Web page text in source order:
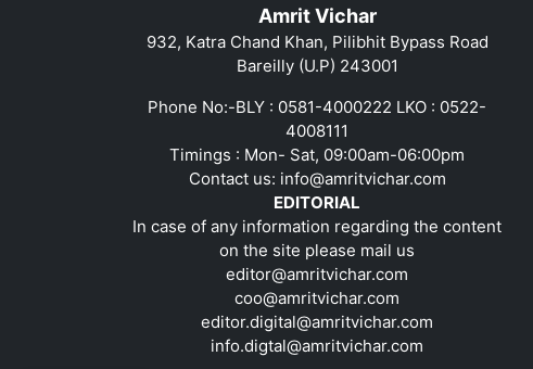
Amrit Vichar
932, Katra Chand Khan, Pilibhit Bypass Road
Bareilly (U.P) 243001
Phone No:-BLY : 0581-4000222 LKO : 0522-
4008111
Timings : Mon- Sat, 09:00am-06:00pm
Contact us: info@amritvichar.com
EDITORIAL
In case of any information regarding the content
on the site please mail us
editor@amritvichar.com
coo@amritvichar.com
editor.digital@amritvichar.com
info.digtal@amritvichar.com